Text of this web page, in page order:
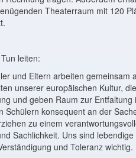
Theaterraum mit 120
leiten:
und Eltern arbeiten gemeinsam
unserer europäischen Kultur,
und geben Raum zur Entfaltung
konsequent an der
zu einem
Sachlichkeit. Uns sind
und Toleranz wichtig.